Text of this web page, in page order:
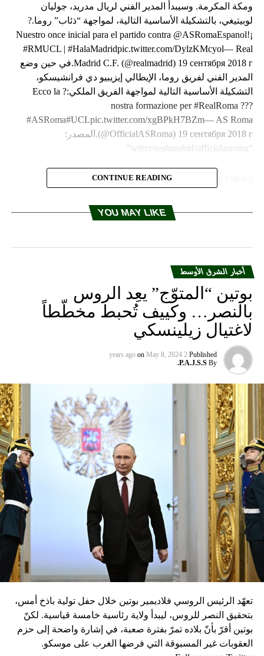
ومكة المكرمة. وسيبدأ المدير الفني لريال مدريد، جوليان
لوبيتيغي، بالتشكيلة الأساسية التالية، لمواجهة “ذئاب” روما.?
¡Nuestro once inicial para el partido contra @ASRomaEspanol!
#RMUCL | #HalaMadridpic.twitter.com/DylzKMcyol— Real
Madrid C.F. (@realmadrid) 19 сентября 2018 г.في حين وضع
المدير الفني لفريق روما، الإيطالي إيزيبيو دي فرانشيسكو،
التشكيلة الأساسية التالية لمواجهة الفريق الملكي:? Ecco la
nostra formazione per #RealRoma ???
#ASRoma#UCLpic.twitter.com/xgBPkH7BZm— AS Roma
(@OfficialASRoma) 19 сентября 2018 г.المصدر:
“witter/realmadrid/officialasroma”
تعزز التعاون مع الصين لتطوير أجهزة ليزر حديثة
CONTINUE READING
YOU MAY LIKE
أخبار الشرق الأوسط
بوتين “المتوّج” يعِد الروس
بالنصر… وكييف تُحبط مخطّطاً
لاغتيال زيلينسكي
Published
2 years ago
on May 8, 2024
By
P.A.J.S.S.
تعهّد الرئيس الروسي فلاديمير بوتين خلال حفل تولية باذخ أمس،
بتحقيق النصر للروس، ليبدأ ولاية رئاسية خامسة قياسية. لكنّ
بوتين أقرّ بأنّ بلاده تمرّ بفترة صعبة، في إشارة واضحة إلى حزم
العقوبات غير المسبوقة التي فرضها الغرب على موسكو.